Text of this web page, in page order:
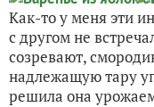
Как-то у меня эти
с другом не
созревают,
надлежащую тару
решила она